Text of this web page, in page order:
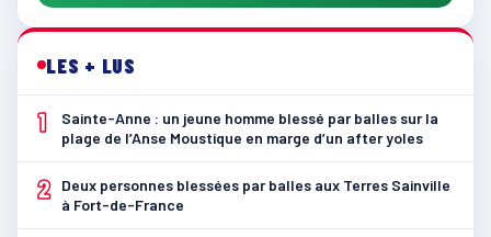
LES + LUS
1
Sainte-Anne : un jeune homme blessé par balles sur la
plage de l’Anse Moustique en marge d’un after yoles
2
Deux personnes blessées par balles aux Terres Sainville
à Fort-de-France